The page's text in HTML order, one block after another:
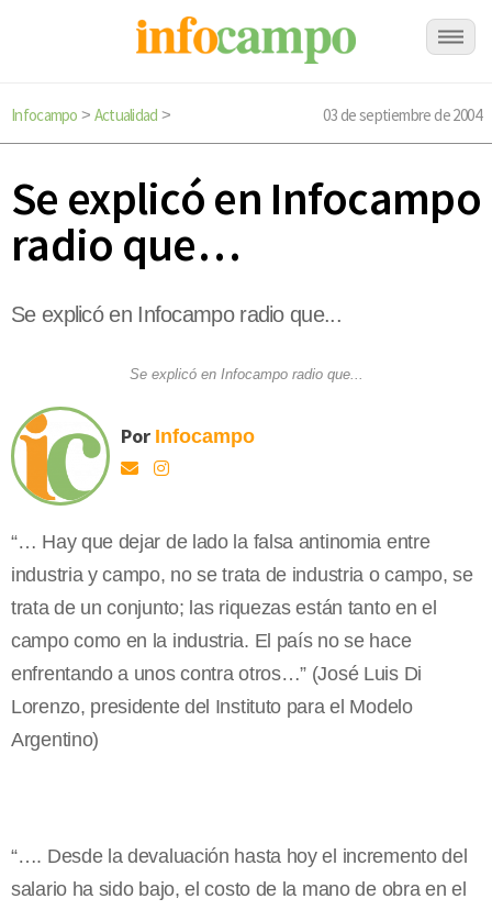
Infocampo > Actualidad > 03 de septiembre de 2004
Se explicó en Infocampo
radio que…
Se explicó en Infocampo radio que...
Se explicó en Infocampo radio que...
Por Infocampo
“… Hay que dejar de lado la falsa antinomia entre
industria y campo, no se trata de industria o campo, se
trata de un conjunto; las riquezas están tanto en el
campo como en la industria. El país no se hace
enfrentando a unos contra otros…” (José Luis Di
Lorenzo, presidente del Instituto para el Modelo
Argentino)
“…. Desde la devaluación hasta hoy el incremento del
salario ha sido bajo, el costo de la mano de obra en el